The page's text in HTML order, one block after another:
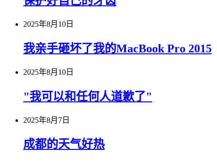
2025年8月10日
我亲手砸坏了我的MacBook Pro 2015
2025年8月10日
"我可以和任何人道歉了"
2025年8月7日
成都的天气好热